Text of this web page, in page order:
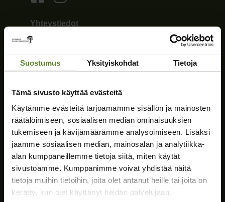
Suostumus Yksityiskohdat Tietoja
Tämä sivusto käyttää evästeitä
Käytämme evästeitä tarjoamamme sisällön ja mainosten
räätälöimiseen, sosiaalisen median ominaisuuksien
tukemiseen ja kävijämäärämme analysoimiseen. Lisäksi
jaamme sosiaalisen median, mainosalan ja analytiikka-
alan kumppaneillemme tietoja siitä, miten käytät
sivustoamme. Kumppanimme voivat yhdistää näitä
tietoja muihin tietoihin, joita olet antanut heille tai joita on
kerätty, kun olet käyttänyt heidän palvelujaan.
Yhteystiedot
Suomen Sijoitusmetsät Oy
Telitie 1A
010 5730 200
Kaikki yhteystiedot »
Sivut
Etusivu
Palvelut
Yhteismetsät
Yritys
Tietopaketit